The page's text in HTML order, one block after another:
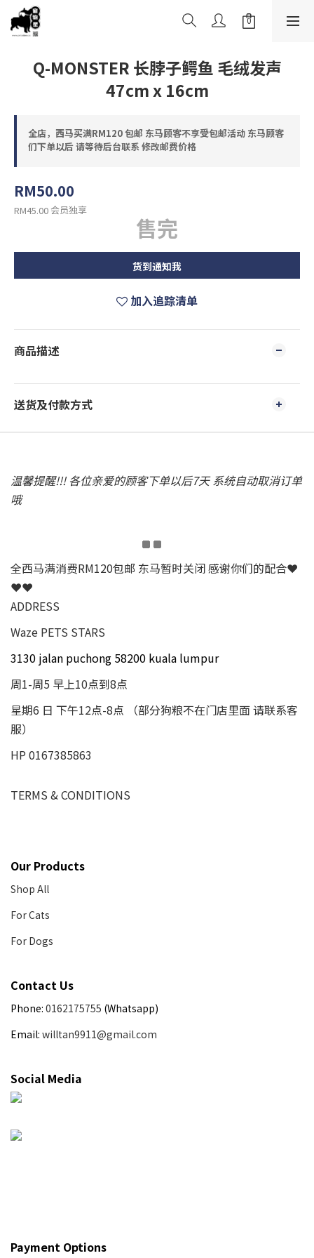
Q-MONSTER 长脖子鳄鱼 毛绒发声
47cm x 16cm
全店，西马买满RM120 包邮 东马顾客不享受包邮活动 东马顾客
们下单以后 请等待后台联系 修改邮费价格
RM50.00
RM45.00 会员独享
售完
货到通知我
加入追踪清单
商品描述
送货及付款方式
温馨提醒!!! 各位亲爱的顾客下单以后7天 系统自动取消订单
哦
全西马满消费RM120包邮 东马暂时关闭 感谢你们的配合❤
❤❤
ADDRESS
Waze PETS STARS
3130 jalan puchong 58200 kuala lumpur
周1-周5 早上10点到8点
星期6 日 下午12点-8点 （部分狗粮不在门店里面 请联系客
服）
HP 0167385863
TERMS & CONDITIONS
Our Products
Shop All
For Cats
For Dogs
Contact Us
Phone: 0162175755 (Whatsapp)
Email: willtan9911@gmail.com
Social Media
Payment Options